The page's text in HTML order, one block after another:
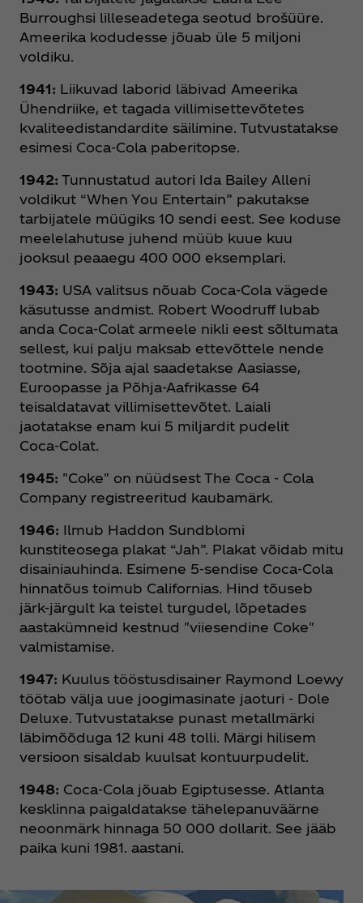
Burroughsi lilleseadetega seotud brošüüre.
Ameerika kodudesse jõuab üle 5 miljoni
voldiku.
1941: Liikuvad laborid läbivad Ameerika
Ühendriike, et tagada villimisettevõtetes
kvaliteedistandardite säilimine. Tutvustatakse
esimesi Coca‑Cola paberitopse.
1942: Tunnustatud autori Ida Bailey Alleni
voldikut “When You Entertain” pakutakse
tarbijatele müügiks 10 sendi eest. See koduse
meelelahutuse juhend müüb kuue kuu
jooksul peaaegu 400 000 eksemplari.
1943: USA valitsus nõuab Coca‑Cola vägede
käsutusse andmist. Robert Woodruff lubab
anda Coca‑Colat armeele nikli eest sõltumata
sellest, kui palju maksab ettevõttele nende
tootmine. Sõja ajal saadetakse Aasiasse,
Euroopasse ja Põhja-Aafrikasse 64
teisaldatavat villimisettevõtet. Laiali
jaotatakse enam kui 5 miljardit pudelit
Coca‑Colat.
1945: "Coke" on nüüdsest The Coca ‑ Cola
Company registreeritud kaubamärk.
1946: Ilmub Haddon Sundblomi
kunstiteosega plakat “Jah”. Plakat võidab mitu
disainiauhinda. Esimene 5-sendise Coca‑Cola
hinnatõus toimub Californias. Hind tõuseb
järk-järgult ka teistel turgudel, lõpetades
aastakümneid kestnud "viiesendine Coke"
valmistamise.
1947: Kuulus tööstusdisainer Raymond Loewy
töötab välja uue joogimasinate jaoturi - Dole
Deluxe. Tutvustatakse punast metallmärki
läbimõõduga 12 kuni 48 tolli. Märgi hilisem
versioon sisaldab kuulsat kontuurpudelit.
1948: Coca‑Cola jõuab Egiptusesse. Atlanta
kesklinna paigaldatakse tähelepanuväärne
neoonmärk hinnaga 50 000 dollarit. See jääb
paika kuni 1981. aastani.